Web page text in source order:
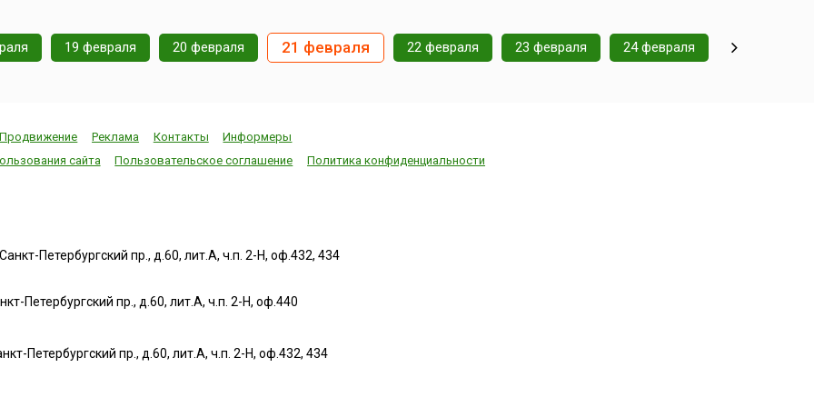
его
Уэльсе. В Нью-Йорке
(США) небоскреб Эмпайр
течение 75 лет. День пива
празднуе...
19 февраля 20 февраля 21 февраля 22 февраля 23 февраля 24 февраля
Продвижение Реклама Контакты
Информеры
сайта
Пользовательское соглашение Политика конфиденциальности
Петербургский пр., д.60, лит.А, ч.п. 2-Н, оф.432, 434
Петербургский пр., д.60, лит.А, ч.п. 2-Н, оф.440
Петербургский пр., д.60, лит.А, ч.п. 2-Н, оф.432, 434